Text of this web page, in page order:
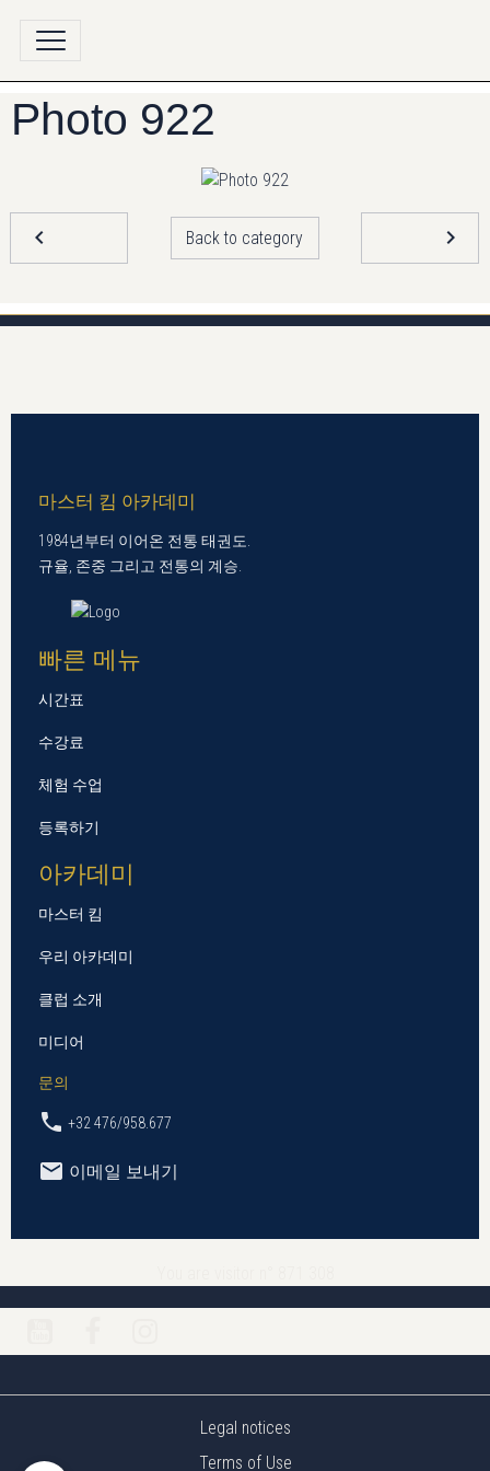
Photo 922
Back to category
마스터 킴 아카데미
1984년부터 이어온 전통 태권도.
규율, 존중 그리고 전통의 계승.
빠른 메뉴
시간표
수강료
체험 수업
등록하기
아카데미
마스터 킴
우리 아카데미
클럽 소개
미디어
문의
+32 476/958.677
이메일 보내기
Legal notices
Terms of Use